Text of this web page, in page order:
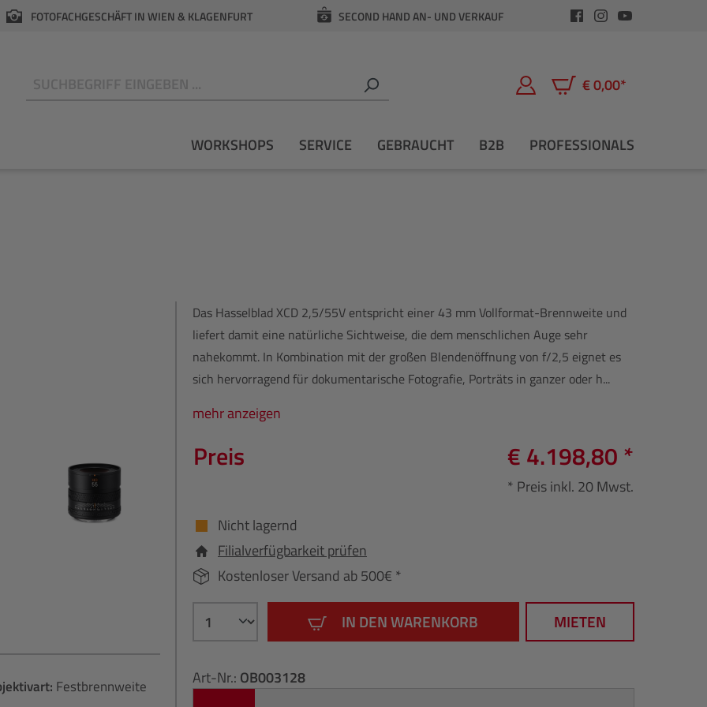
FOTOFACHGESCHÄFT IN WIEN & KLAGENFURT SECOND HAND AN- UND VERKAUF
€ 0,00*
Warenkorb enthält 0
WORKSHOPS SERVICE GEBRAUCHT B2B PROFESSIONALS
Festbrennweite
Das Hasselblad XCD 2,5/55V entspricht einer 43 mm Vollformat-Brennweite und
liefert damit eine natürliche Sichtweise, die dem menschlichen Auge sehr
nahekommt. In Kombination mit der großen Blendenöffnung von f/2,5 eignet es
sich hervorragend für dokumentarische Fotografie, Porträts in ganzer oder h...
mehr anzeigen
Preis € 4.198,80 *
* Preis inkl. 20 Mwst.
Nicht lagernd
Filialverfügbarkeit prüfen
Kostenloser Versand ab 500€ *
IN DEN WARENKORB MIETEN
Art-Nr.: OB003128